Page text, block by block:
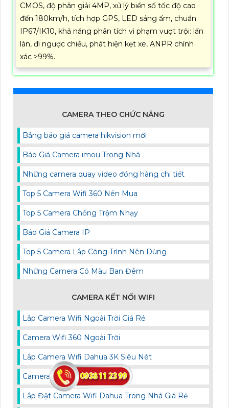
CMOS, độ phân giải 4MP, xử lý biển số tốc độ cao
đến 180km/h, tích hợp GPS, LED sáng ấm, chuẩn
IP67/IK10, khả năng phân tích vi phạm vượt trội: lấn
làn, đi ngược chiều, phát hiện kẹt xe, ANPR chính
xác >99%.
CAMERA THEO CHỨC NĂNG
Bảng báo giá camera hikvision mới
Báo Giá Camera imou Trong Nhà
Những camera quay video đóng hàng chi tiết
Top 5 Camera Wifi 360 Nên Mua
Top 5 Camera Chống Trộm Nhạy
Báo Giá Camera IP
Top 5 Camera Lắp Công Trình Nên Dùng
Những Camera Có Màu Ban Đêm
CAMERA KẾT NỐI WIFI
Lắp Camera Wifi Ngoài Trời Giá Rẻ
Camera Wifi 360 Ngoài Trời
Lắp Camera Wifi Dahua 3K Siêu Nét
Camera Wifi 3K
Lắp Đặt Camera Wifi Dahua Trong Nhà Giá Rẻ